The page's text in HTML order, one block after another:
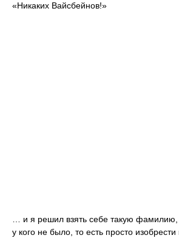
«Никаких Вайсбейнов!»
… и я решил взять себе такую фамилию,
у кого не было, то есть просто изобрести